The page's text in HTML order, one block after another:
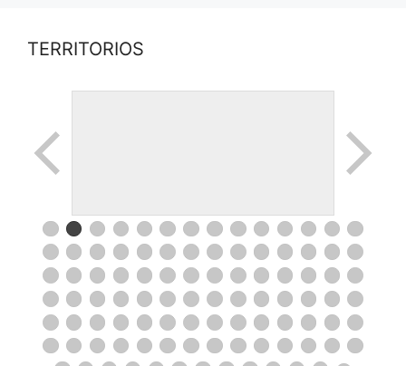
TERRITORIOS